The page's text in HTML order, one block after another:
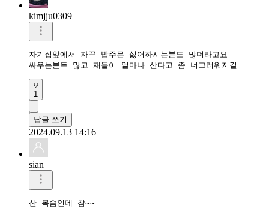
kimjju0309
자기집앞에서 자꾸 밥주믄 싫어하시는분도 많더라고요
싸우는분두 많고 재들이 얼마나 산다고 좀 너그러워지길
1
답글 쓰기
2024.09.13 14:16
sian
산 목숨인데 참~~